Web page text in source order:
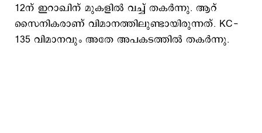
12ന് ഇറാഖിന് മുകളില്‍ വച്ച് തകര്‍ന്നു. ആറ്
സൈനികരാണ് വിമാനത്തിലുണ്ടായിരുന്നത്. KC-
135 വിമാനവും അതേ അപകടത്തില്‍ തകര്‍ന്നു.